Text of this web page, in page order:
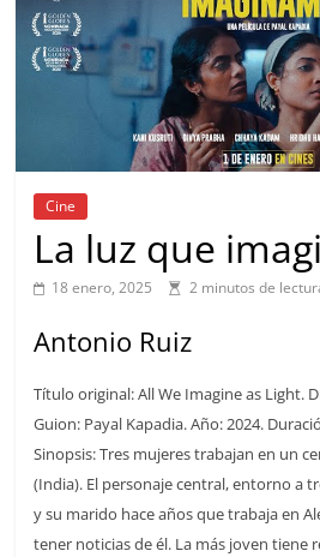
Cine
La luz que
18 enero, 2025 2 minutos de
Antonio Ruiz
Título original: All We Imagine as Light.
Guion: Payal Kapadia. Año: 2024.
Sinopsis: Tres mujeres trabajan en un
(India). El personaje central, entorno a
y su marido hace años que trabaja en
tener noticias de él. La más joven tiene